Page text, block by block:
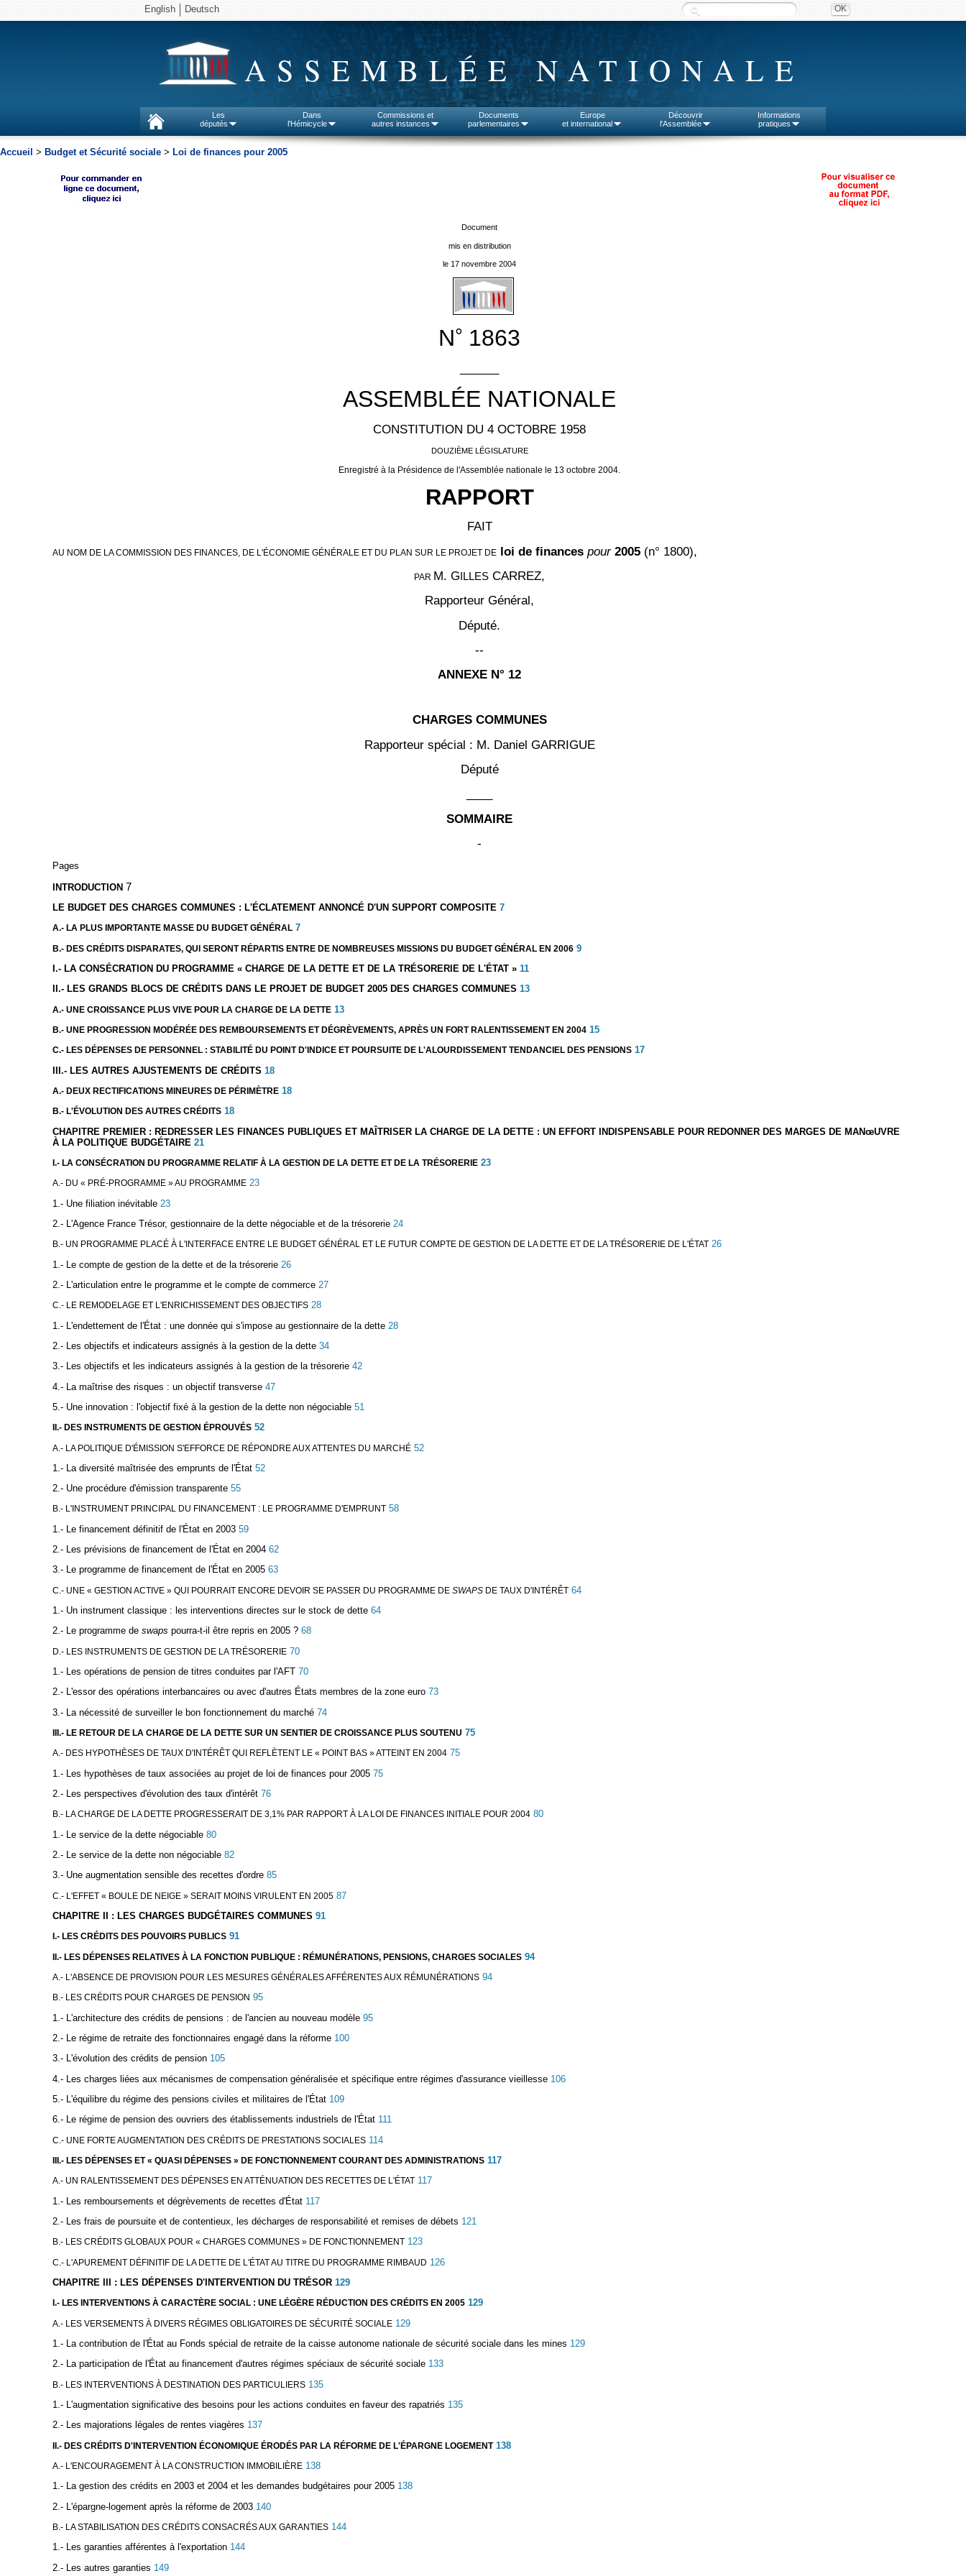
English Deutsch
ASSEMBLÉE NATIONALE
Les
députés
Dans
l'Hémicycle
Commissions et
autres instances
Documents
parlementaires
Europe
et international
Découvrir
l'Assemblée
Informations
pratiques
Accueil > Budget et Sécurité sociale > Loi de finances pour 2005
Document
mis en distribution
le 17 novembre 2004
N° 1863
ASSEMBLÉE NATIONALE
CONSTITUTION DU 4 OCTOBRE 1958
DOUZIÈME LÉGISLATURE
Enregistré à la Présidence de l'Assemblée nationale le 13 octobre 2004.
RAPPORT
FAIT
AU NOM DE LA COMMISSION DES FINANCES, DE L'ÉCONOMIE GÉNÉRALE ET DU PLAN SUR LE PROJET DE loi de finances pour2005 (n° 1800),
PAR M. G ILLES CARREZ,
Rapporteur Général,
Député.
--
ANNEXE N° 12
CHARGES COMMUNES
Rapporteur spécial : M. Daniel GARRIGUE
Député
SOMMAIRE
-
Pages
INTRODUCTION7
LE BUDGET DES CHARGES COMMUNES : L'ÉCLATEMENT ANNONCÉ D'UN SUPPORT COMPOSITE 7
A.- LA PLUS IMPORTANTE MASSE DU BUDGET GÉNÉRAL7
B.- DES CRÉDITS DISPARATES, QUI SERONT RÉPARTIS ENTRE DE NOMBREUSES MISSIONS DU BUDGET GÉNÉRAL EN 20069
I.- LA CONSÉCRATION DU PROGRAMME « CHARGE DE LA DETTE ET DE LA TRÉSORERIE DE L'ÉTAT »11
II.- LES GRANDS BLOCS DE CRÉDITS DANS LE PROJET DE BUDGET 2005 DES CHARGES COMMUNES 13
A.- UNE CROISSANCE PLUS VIVE POUR LA CHARGE DE LA DETTE13
B.- UNE PROGRESSION MODÉRÉE DES REMBOURSEMENTS ET DÉGRÈVEMENTS, APRÈS UN FORT RALENTISSEMENT EN 200415
C.- LES DÉPENSES DE PERSONNEL : STABILITÉ DU POINT D'INDICE ET POURSUITE DE L'ALOURDISSEMENT TENDANCIEL DES PENSIONS17
III.- LES AUTRES AJUSTEMENTS DE CRÉDITS 18
A.- DEUX RECTIFICATIONS MINEURES DE PÉRIMÈTRE18
B.- L'ÉVOLUTION DES AUTRES CRÉDITS18
CHAPITRE PREMIER : REDRESSER LES FINANCES PUBLIQUES ET MAÎTRISER LA CHARGE DE LA DETTE : UN EFFORT INDISPENSABLE POUR REDONNER DES MARGES DE MANœUVRE
À LA POLITIQUE BUDGÉTAIRE 21
I.- LA CONSÉCRATION DU PROGRAMME RELATIF À LA GESTION DE LA DETTE ET DE LA TRÉSORERIE23
A.- DU « PRÉ-PROGRAMME » AU PROGRAMME23
1.- Une filiation inévitable23
2.- L'Agence France Trésor, gestionnaire de la dette négociable et de la trésorerie24
B.- UN PROGRAMME PLACÉ À L'INTERFACE ENTRE LE BUDGET GÉNÉRAL ET LE FUTUR COMPTE DE GESTION DE LA DETTE ET DE LA TRÉSORERIE DE L'ÉTAT26
1.- Le compte de gestion de la dette et de la trésorerie26
2.- L'articulation entre le programme et le compte de commerce27
C.- LE REMODELAGE ET L'ENRICHISSEMENT DES OBJECTIFS28
1.- L'endettement de l'État : une donnée qui s'impose au gestionnaire de la dette28
2.- Les objectifs et indicateurs assignés à la gestion de la dette34
3.- Les objectifs et les indicateurs assignés à la gestion de la trésorerie42
4.- La maîtrise des risques : un objectif transverse47
5.- Une innovation : l'objectif fixé à la gestion de la dette non négociable51
II.- DES INSTRUMENTS DE GESTION ÉPROUVÉS52
A.- LA POLITIQUE D'ÉMISSION S'EFFORCE DE RÉPONDRE AUX ATTENTES DU MARCHÉ52
1.- La diversité maîtrisée des emprunts de l'État52
2.- Une procédure d'émission transparente55
B.- L'INSTRUMENT PRINCIPAL DU FINANCEMENT : LE PROGRAMME D'EMPRUNT58
1.- Le financement définitif de l'État en 200359
2.- Les prévisions de financement de l'État en 200462
3.- Le programme de financement de l'État en 200563
C.- UNE « GESTION ACTIVE » QUI POURRAIT ENCORE DEVOIR SE PASSER DU PROGRAMME DE SWAPSDE TAUX D'INTÉRÊT64
1.- Un instrument classique : les interventions directes sur le stock de dette64
2.- Le programme de swaps pourra-t-il être repris en 2005 ?68
D.- LES INSTRUMENTS DE GESTION DE LA TRÉSORERIE70
1.- Les opérations de pension de titres conduites par l'AFT70
2.- L'essor des opérations interbancaires ou avec d'autres États membres de la zone euro73
3.- La nécessité de surveiller le bon fonctionnement du marché74
III.- LE RETOUR DE LA CHARGE DE LA DETTE SUR UN SENTIER DE CROISSANCE PLUS SOUTENU 75
A.- DES HYPOTHÈSES DE TAUX D'INTÉRÊT QUI REFLÈTENT LE « POINT BAS » ATTEINT EN 200475
1.- Les hypothèses de taux associées au projet de loi de finances pour 200575
2.- Les perspectives d'évolution des taux d'intérêt76
B.- LA CHARGE DE LA DETTE PROGRESSERAIT DE 3,1% PAR RAPPORT À LA LOI DE FINANCES INITIALE POUR 200480
1.- Le service de la dette négociable80
2.- Le service de la dette non négociable82
3.- Une augmentation sensible des recettes d'ordre85
C.- L'EFFET « BOULE DE NEIGE » SERAIT MOINS VIRULENT EN 200587
CHAPITRE II : LES CHARGES BUDGÉTAIRES COMMUNES 91
I.- LES CRÉDITS DES POUVOIRS PUBLICS91
II.- LES DÉPENSES RELATIVES À LA FONCTION PUBLIQUE : RÉMUNÉRATIONS, PENSIONS, CHARGES SOCIALES94
A.- L'ABSENCE DE PROVISION POUR LES MESURES GÉNÉRALES AFFÉRENTES AUX RÉMUNÉRATIONS94
B.- LES CRÉDITS POUR CHARGES DE PENSION 95
1.- L'architecture des crédits de pensions : de l'ancien au nouveau modèle95
2.- Le régime de retraite des fonctionnaires engagé dans la réforme100
3.- L'évolution des crédits de pension105
4.- Les charges liées aux mécanismes de compensation généralisée et spécifique entre régimes d'assurance vieillesse106
5.- L'équilibre du régime des pensions civiles et militaires de l'État109
6.- Le régime de pension des ouvriers des établissements industriels de l'État111
C.- UNE FORTE AUGMENTATION DES CRÉDITS DE PRESTATIONS SOCIALES114
III.- LES DÉPENSES ET « QUASI DÉPENSES » DE FONCTIONNEMENT COURANT DES ADMINISTRATIONS117
A.- UN RALENTISSEMENT DES DÉPENSES EN ATTÉNUATION DES RECETTES DE L'ÉTAT117
1.- Les remboursements et dégrèvements de recettes d'État117
2.- Les frais de poursuite et de contentieux, les décharges de responsabilité et remises de débets 121
B.- LES CRÉDITS GLOBAUX POUR « CHARGES COMMUNES » DE FONCTIONNEMENT123
C.- L'APUREMENT DÉFINITIF DE LA DETTE DE L'ÉTAT AU TITRE DU PROGRAMME RIMBAUD 126
CHAPITRE III : LES DÉPENSES D'INTERVENTION DU TRÉSOR129
I.- LES INTERVENTIONS À CARACTÈRE SOCIAL : UNE LÉGÈRE RÉDUCTION DES CRÉDITS EN 2005129
A.- LES VERSEMENTS À DIVERS RÉGIMES OBLIGATOIRES DE SÉCURITÉ SOCIALE129
1.- La contribution de l'État au Fonds spécial de retraite de la caisse autonome nationale de sécurité sociale dans les mines 129
2.- La participation de l'État au financement d'autres régimes spéciaux de sécurité sociale133
B.- LES INTERVENTIONS À DESTINATION DES PARTICULIERS135
1.- L'augmentation significative des besoins pour les actions conduites en faveur des rapatriés 135
2.- Les majorations légales de rentes viagères 137
II.- DES CRÉDITS D'INTERVENTION ÉCONOMIQUE ÉRODÉS PAR LA RÉFORME DE L'ÉPARGNE LOGEMENT138
A.- L'ENCOURAGEMENT À LA CONSTRUCTION IMMOBILIÈRE138
1.- La gestion des crédits en 2003 et 2004 et les demandes budgétaires pour 2005138
2.- L'épargne-logement après la réforme de 2003140
B.- LA STABILISATION DES CRÉDITS CONSACRÉS AUX GARANTIES144
1.- Les garanties afférentes à l'exportation144
2.- Les autres garanties 149